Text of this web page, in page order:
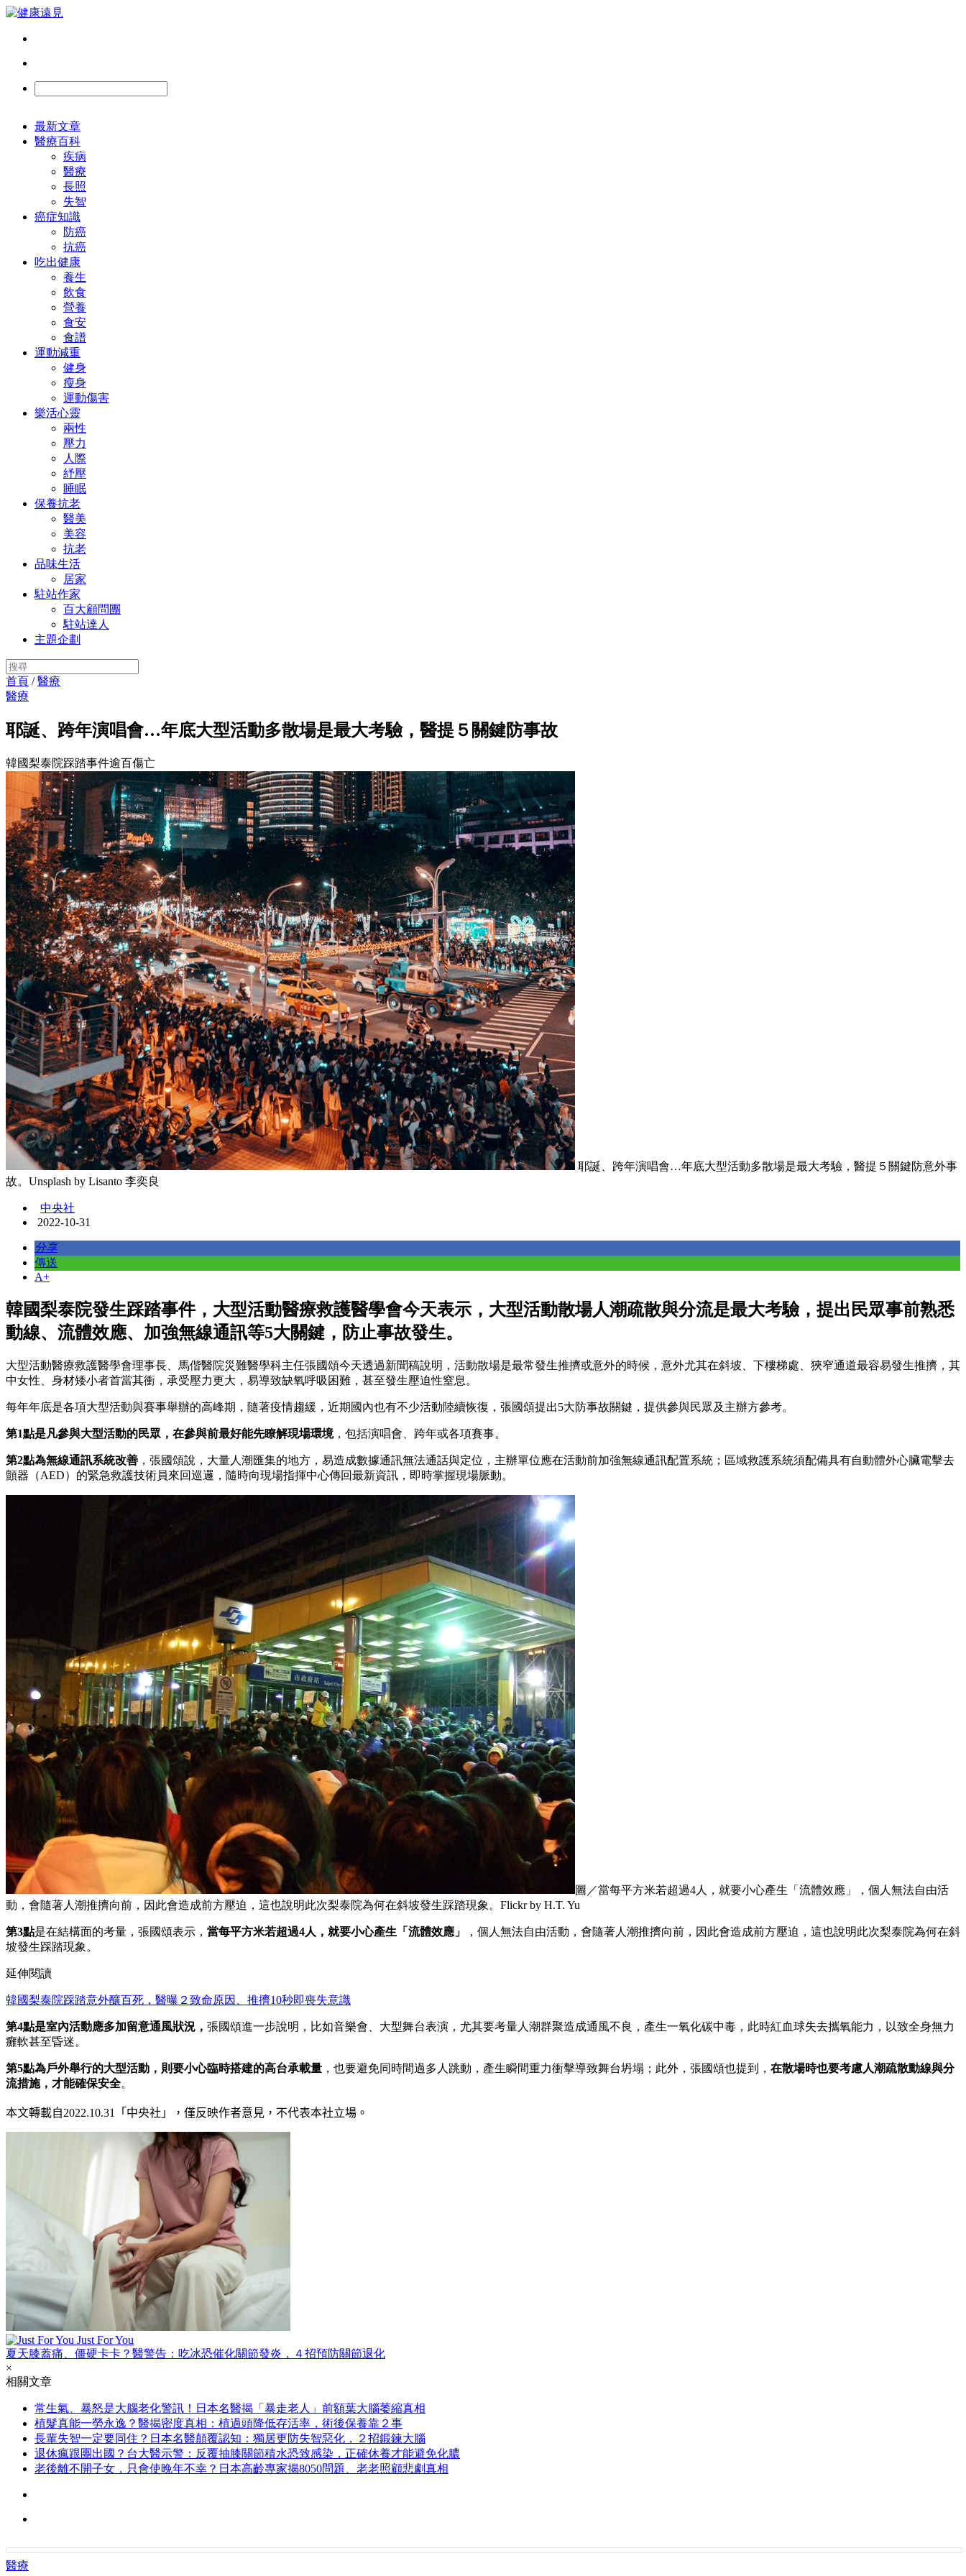
最新文章
醫療百科
疾病
醫療
長照
失智
癌症知識
防癌
抗癌
吃出健康
養生
飲食
營養
食安
食譜
運動減重
健身
瘦身
運動傷害
樂活心靈
兩性
壓力
人際
紓壓
睡眠
保養抗老
醫美
美容
抗老
品味生活
居家
駐站作家
百大顧問團
駐站達人
主題企劃
首頁 /醫療
醫療
耶誕、跨年演唱會…年底大型活動多散場是最大考驗，醫提５關鍵防事故
韓國梨泰院踩踏事件逾百傷亡
耶誕、跨年演唱會…年底大型活動多散場是最大考驗，醫提５關鍵防意外事
故。Unsplash by Lisanto 李奕良
中央社
2022-10-31
分享
傳送
A+
韓國梨泰院發生踩踏事件，大型活動醫療救護醫學會今天表示，大型活動散場人潮疏散與分流是最大考驗，提出民眾事前熟悉
動線、流體效應、加強無線通訊等5大關鍵，防止事故發生。
大型活動醫療救護醫學會理事長、馬偕醫院災難醫學科主任張國頌今天透過新聞稿說明，活動散場是最常發生推擠或意外的時候，意外尤其在斜坡、下樓梯處、狹窄通道最容易發生推擠，其
中女性、身材矮小者首當其衝，承受壓力更大，易導致缺氧呼吸困難，甚至發生壓迫性窒息。
每年年底是各項大型活動與賽事舉辦的高峰期，隨著疫情趨緩，近期國內也有不少活動陸續恢復，張國頌提出5大防事故關鍵，提供參與民眾及主辦方參考。
第1點是凡參與大型活動的民眾，在參與前最好能先瞭解現場環境，包括演唱會、跨年或各項賽事。
第2點為無線通訊系統改善 ，張國頌說，大量人潮匯集的地方，易造成數據通訊無法通話與定位，主辦單位應在活動前加強無線通訊配置系統；區域救護系統須配備具有自動體外心臟電擊去
顫器（AED）的緊急救護技術員來回巡邏，隨時向現場指揮中心傳回最新資訊，即時掌握現場脈動。
圖／當每平方米若超過4人，就要小心產生「流體效應」，個人無法自由活
動，會隨著人潮推擠向前，因此會造成前方壓迫，這也說明此次梨泰院為何在斜坡發生踩踏現象。Flickr by H.T. Yu
第3點是在結構面的考量，張國頌表示， 當每平方米若超過4人，就要小心產生「流體效應」
，個人無法自由活動，會隨著人潮推擠向前，因此會造成前方壓迫，這也說明此次梨泰院為何在斜
坡發生踩踏現象。
延伸閱讀
韓國梨泰院踩踏意外釀百死，醫曝２致命原因、推擠10秒即喪失意識
第4點是室內活動應多加留意通風狀況， 張國頌進一步說明，比如音樂會、大型舞台表演，尤其要考量人潮群聚造成通風不良，產生一氧化碳中毒，此時紅血球失去攜氧能力，以致全身無力
癱軟甚至昏迷。
第5點為戶外舉行的大型活動，則要小心臨時搭建的高台承載量 ，也要避免同時間過多人跳動，產生瞬間重力衝擊導致舞台坍塌；此外，張國頌也提到， 在散場時也要考慮人潮疏散動線與分
流措施，才能確保安全。
本文轉載自2022.10.31 「中央社」 ，僅反映作者意見，不代表本社立場。
Just For You
夏天膝蓋痛、僵硬卡卡？醫警告：吃冰恐催化關節發炎，４招預防關節退化
×
相關文章
常生氣、暴怒是大腦老化警訊！日本名醫揭「暴走老人」前額葉大腦萎縮真相
植髮真能一勞永逸？醫揭密度真相：植過頭降低存活率，術後保養靠２事
長輩失智一定要同住？日本名醫顛覆認知：獨居更防失智惡化，２招鍛鍊大腦
退休瘋跟團出國？台大醫示警：反覆抽膝關節積水恐致感染，正確休養才能避免化膿
老後離不開子女，只會使晚年不幸？日本高齡專家揭8050問題、老老照顧悲劇真相
醫療